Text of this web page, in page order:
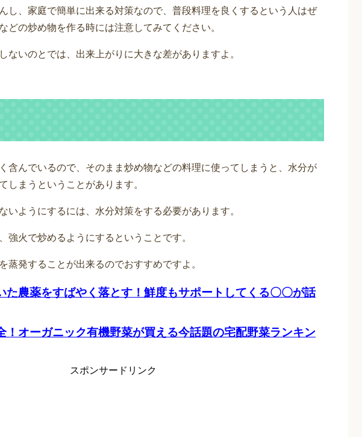
し、家庭で簡単に出来る対策なので、普段料理を良くするという人はぜ
どの炒め物を作る時には注意してみてください。
ないのとでは、出来上がりに大きな差がありますよ。
含んでいるので、そのまま炒め物などの料理に使ってしまうと、水分が
しまうということがあります。
いようにするには、水分対策をする必要があります。
強火で炒めるようにするということです。
蒸発することが出来るのでおすすめですよ。
た農薬をすばやく落とす！鮮度もサポートしてくる〇〇が話
！オーガニック有機野菜が買える今話題の宅配野菜ランキン
スポンサードリンク